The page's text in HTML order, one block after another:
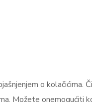
o
Možete onemogućiti